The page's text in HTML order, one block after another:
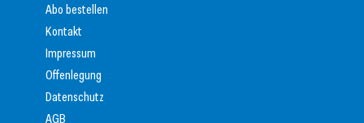
Abo bestellen
Kontakt
Impressum
Offenlegung
Datenschutz
AGB